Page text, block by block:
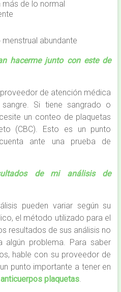
más de lo normal
abundante
hacerme junto con este de
de atención médica
Si tiene sangrado o
un conteo de plaquetas
(CBC). Esto es un punto
ante una prueba de
de mi análisis de
pueden variar según su
el método utilizado para el
resultados de sus análisis no
algún problema. Para saber
hable con su proveedor de
punto importante a tener en
anticuerpos plaquetas.